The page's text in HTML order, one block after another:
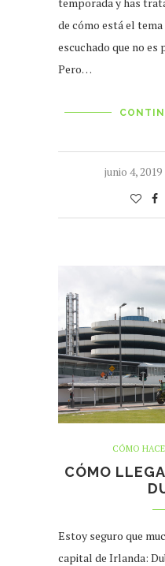
de cómo está el
escuchado que no
Pero…
junio 4, 2019
CÓMO
CÓMO
Estoy seguro que
capital de Irlanda: